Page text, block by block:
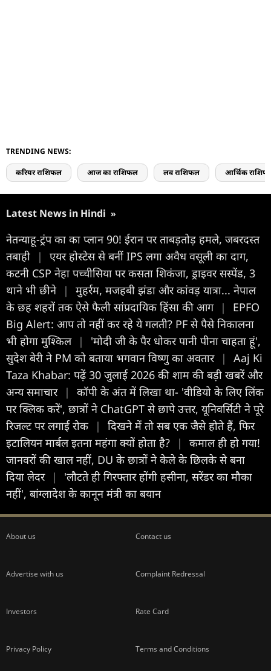
TRENDING NEWS:
करियर राशिफल आज का राशिफल लव राशिफल आर्थिक
Latest News in Hindi »
नेतन्याहू-ट्रंप का का प्लान 90! ईरान पर ताबड़तोड़ हमले, जबरदस्त
तबाही
|
एयर होस्टेस से बनीं IPS लगा अवैध वसूली का दाग,
कटनी CSP नेहा पच्चीसिया पर कसता शिकंजा, ड्राइवर सस्पेंड, 3
थाने भी छीने |
मुहर्रम, मजहबी झंडा और कांवड़ यात्रा... नेपाल
के छह शहरों तक ऐसे फैली सांप्रदायिक हिंसा की आग |
EPFO
Big Alert: आप तो नहीं कर रहे ये गलती? PF से पैसे निकालना
भी होगा मुश्किल |
'मोदी जी के पैर धोकर पानी पीना चाहता हूं',
सुदेश बेरी ने PM को बताया भगवान विष्णु का अवतार |
Aaj Ki
Taza Khabar: पढ़ें 30 जुलाई 2026 की शाम की बड़ी खबरें और
अन्य समाचार |
कॉपी के अंत में लिखा था- 'वीडियो के लिए लिंक
पर क्लिक करें', छात्रों ने ChatGPT से छापे उत्तर, यूनिवर्सिटी ने पूरे
रिजल्ट पर लगाई रोक
|
दिखने में तो सब एक जैसे होते हैं, फिर
इटालियन मार्बल इतना महंगा क्यों होता है?
|
कमाल ही हो गया!
जानवरों की खाल नहीं, DU के छात्रों ने केले के छिलके से बना
दिया लेदर |
'लौटते ही गिरफ्तार होंगी हसीना, सरेंडर का मौका
नहीं', बांग्लादेश के कानून मंत्री का बयान
About us Contact us
Advertise with us Complaint Redressal
Investors Rate Card
Privacy Policy Terms and Conditions